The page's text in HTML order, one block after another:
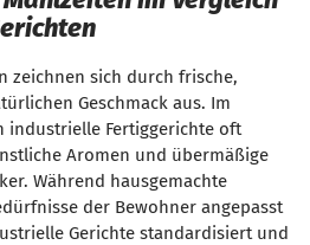
zeichnen sich durch frische,
Geschmack aus. Im
industrielle Fertiggerichte oft
Aromen und übermäßige
Während hausgemachte
der Bewohner angepasst
Gerichte standardisiert und